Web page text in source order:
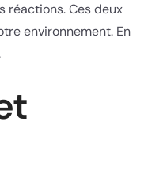
réactions. Ces deux
environnement. En